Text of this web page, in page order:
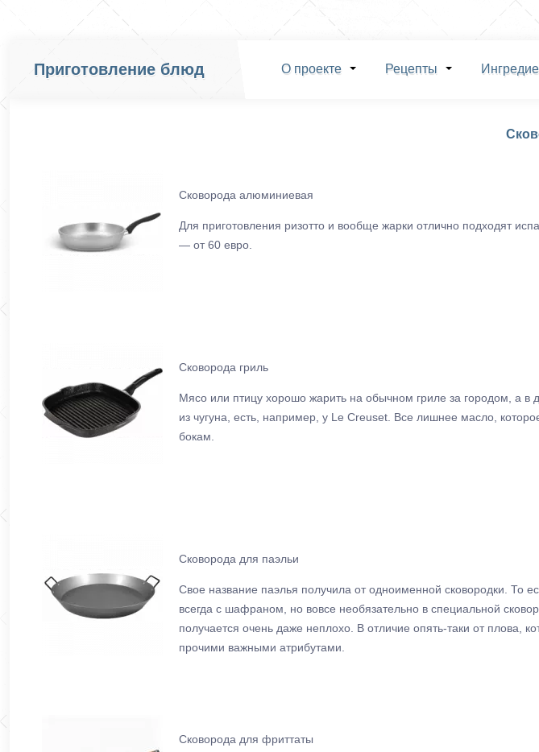
Приготовление блюд О проекте Рецепты
Сковорода алюминиевая
Для приготовления ризотто и вообще жарки отлично подходят
— от 60 евро.
Сковорода гриль
Мясо или птицу хорошо жарить на обычном гриле за городом, а
из чугуна, есть, например, у Le Creuset. Все лишнее масло,
бокам.
Сковорода для паэльи
Свое название паэлья получила от одноименной сковородки. То
всегда с шафраном, но вовсе необязательно в специальной
получается очень даже неплохо. В отличие опять-таки от плова,
прочими важными атрибутами.
Сковорода для фриттаты